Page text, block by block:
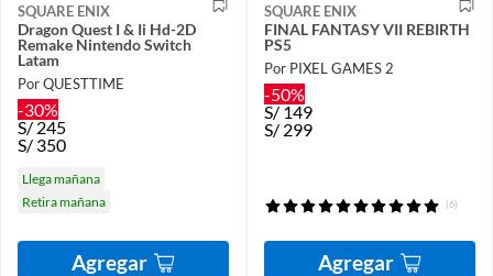
SQUARE ENIX
Dragon Quest I & Ii Hd-2D
Remake Nintendo Switch
Latam
Por QUESTTIME
-30%
S/245
S/ 350
Llega mañana
Retira mañana
Agregar
SQUARE ENIX
FINAL FANTASY VII REBIRTH
PS5
Por PIXEL GAMES 2
-50%
S/149
S/ 299
(6)
Agregar